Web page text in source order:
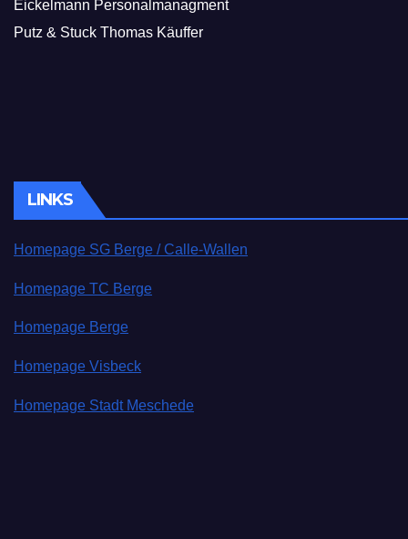
Eickelmann Personalmanagment
Putz & Stuck Thomas Käuffer
LINKS
Homepage SG Berge / Calle-Wallen
Homepage TC Berge
Homepage Berge
Homepage Visbeck
Homepage Stadt Meschede